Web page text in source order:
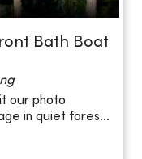
Bath Boat
our photo
in quiet fores...